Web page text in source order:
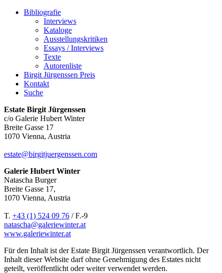
Bibliografie
Interviews
Kataloge
Ausstellungskritiken
Essays / Interviews
Texte
Autorenliste
Birgit Jürgenssen Preis
Kontakt
Suche
Estate Birgit Jürgenssen
c/o Galerie Hubert Winter
Breite Gasse 17
1070 Vienna, Austria
estate@birgitjuergenssen.com
Galerie Hubert Winter
Natascha Burger
Breite Gasse 17,
1070 Vienna, Austria
T. +43 (1) 524 09 76 / F.-9
natascha@galeriewinter.at
www.galeriewinter.at
Für den Inhalt ist der Estate Birgit Jürgenssen verantwortlich. Der
Inhalt dieser Website darf ohne Genehmigung des Estates nicht
geteilt, veröffentlicht oder weiter verwendet werden.